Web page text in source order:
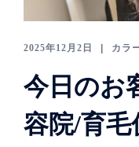
2025年12月2日 カラ
今日のお
容院/育